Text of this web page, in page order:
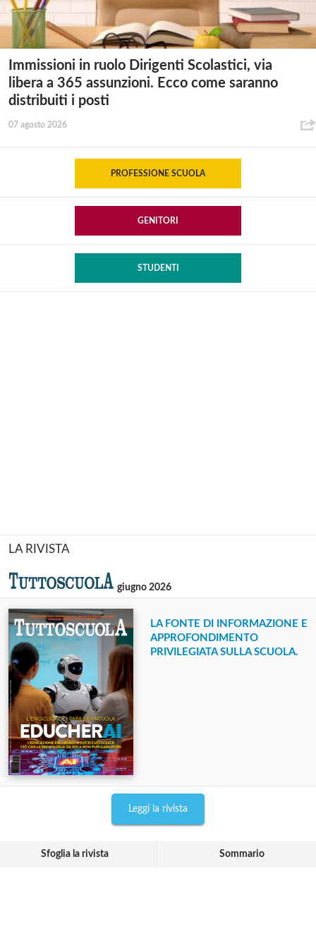
Immissioni in ruolo Dirigenti Scolastici, via
libera a 365 assunzioni. Ecco come saranno
distribuiti i posti
07 agosto 2026
PROFESSIONE SCUOLA
GENITORI
STUDENTI
LA RIVISTA
giugno 2026
LA FONTE DI INFORMAZIONE E
APPROFONDIMENTO
PRIVILEGIATA SULLA SCUOLA.
Leggi la rivista
Sfoglia la rivista Sommario